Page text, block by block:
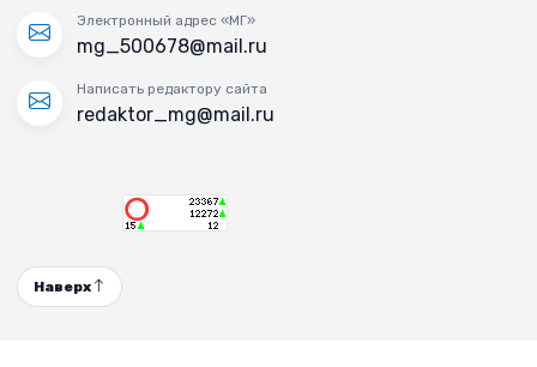
Электронный адрес «МГ»
mg_500678@mail.ru
Написать редактору сайта
redaktor_mg@mail.ru
Наверх